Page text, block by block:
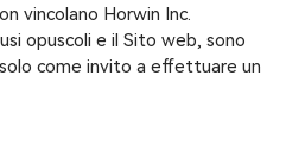
vincolano Horwin Inc.
opuscoli e il Sito web, sono
come invito a effettuare un